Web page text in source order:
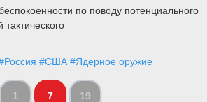
по поводу потенциального
#США #Ядерное оружие
1 7 19